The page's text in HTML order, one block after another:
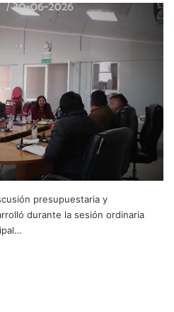
presupuestaria y
durante la sesión ordinaria